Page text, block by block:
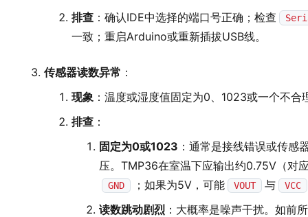
排查 ：确认IDE中选择的端口号正确；检查
一致；重启Arduino或重新插拔USB线。
传感器读数异常 ：
现象 ：温度或湿度值固定为0、1023或一个不合
排查 ：
固定为0或1023 ：通常是接线错误或传感
压。TMP36在室温下应输出约0.75V（对
GND ；如果为5V，可能 VOUT 与 VCC
读数跳动剧烈 ：大概率是噪声干扰。如前